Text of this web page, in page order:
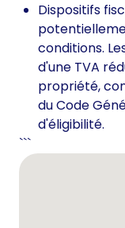
Dispositifs
conditions.
d'une TVA
propriété,
du Code
d'éligibilité.
```